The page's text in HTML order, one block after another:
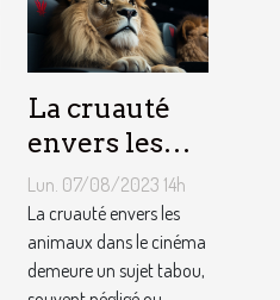
La cruauté
envers les
animaux
dans le
cinéma : un
sujet tabou
Lun. 07/08/2023 14h
La cruauté envers les
animaux dans le cinéma
demeure un sujet tabou,